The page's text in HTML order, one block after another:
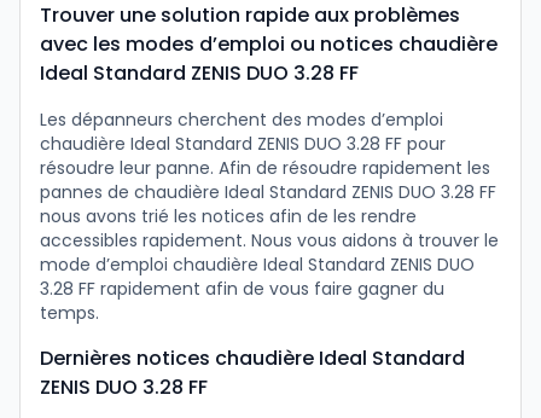
Trouver une solution rapide aux problèmes
avec les modes d’emploi ou notices chaudière
Ideal Standard ZENIS DUO 3.28 FF
Les dépanneurs cherchent des modes d’emploi
chaudière Ideal Standard ZENIS DUO 3.28 FF pour
résoudre leur panne. Afin de résoudre rapidement les
pannes de chaudière Ideal Standard ZENIS DUO 3.28 FF
nous avons trié les notices afin de les rendre
accessibles rapidement. Nous vous aidons à trouver le
mode d’emploi chaudière Ideal Standard ZENIS DUO
3.28 FF rapidement afin de vous faire gagner du
temps.
Dernières notices chaudière Ideal Standard
ZENIS DUO 3.28 FF